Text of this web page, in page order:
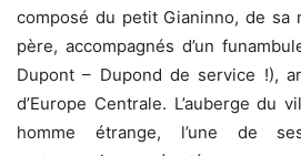
composé du petit Gianinno, de sa
père, accompagnés d’un
Dupont – Dupond de service !),
d’Europe Centrale. L’auberge du
homme étrange, l’une de